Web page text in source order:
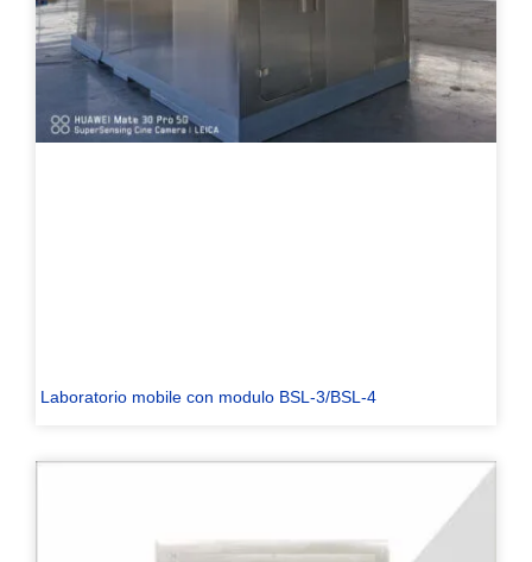
Laboratorio mobile con modulo BSL-3/BSL-4